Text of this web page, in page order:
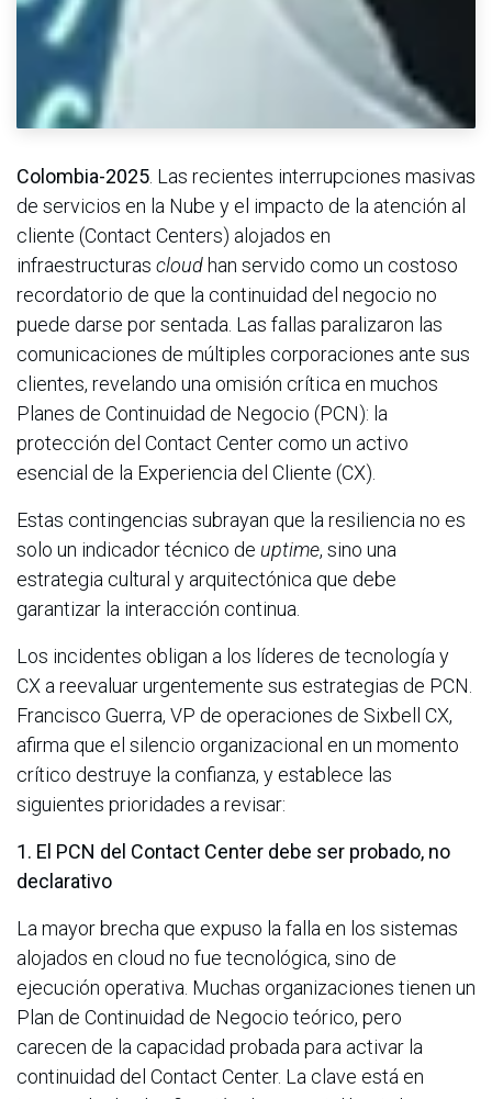
Colombia-2025. Las recientes interrupciones masivas
de servicios en la Nube y el impacto de la atención al
cliente (Contact Centers) alojados en
infraestructuras cloud han servido como un costoso
recordatorio de que la continuidad del negocio no
puede darse por sentada. Las fallas paralizaron las
comunicaciones de múltiples corporaciones ante sus
clientes, revelando una omisión crítica en muchos
Planes de Continuidad de Negocio (PCN): la
protección del Contact Center como un activo
esencial de la Experiencia del Cliente (CX).
Estas contingencias subrayan que la resiliencia no es
solo un indicador técnico de uptime, sino una
estrategia cultural y arquitectónica que debe
garantizar la interacción continua.
Los incidentes obligan a los líderes de tecnología y
CX a reevaluar urgentemente sus estrategias de PCN.
Francisco Guerra, VP de operaciones de Sixbell CX,
afirma que el silencio organizacional en un momento
crítico destruye la confianza, y establece las
siguientes prioridades a revisar:
1. El PCN del Contact Center debe ser probado, no
declarativo
La mayor brecha que expuso la falla en los sistemas
alojados en cloud no fue tecnológica, sino de
ejecución operativa. Muchas organizaciones tienen un
Plan de Continuidad de Negocio teórico, pero
carecen de la capacidad probada para activar la
continuidad del Contact Center. La clave está en